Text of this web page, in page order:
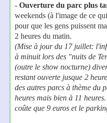
- Ouverture du parc plus
weekends (à l'image de ce
pour que les gens puissent
2 heures du matin.
(Mise à jour du 17 juillet:
à minuit lors des "nuits de
(outre le show nocturne)
restant ouverte jusque 2
des autres parcs à thème du
heures mais bien à 11
coûte que 9 euros et le